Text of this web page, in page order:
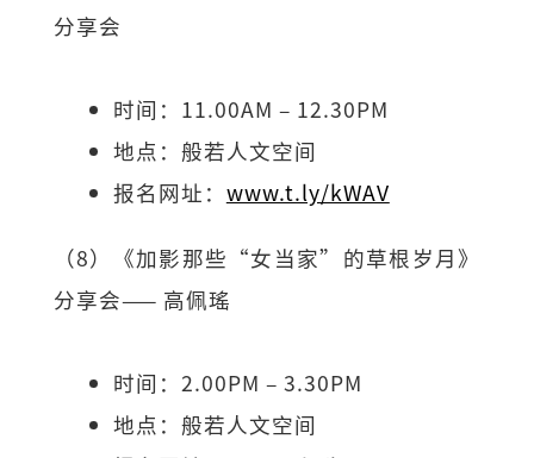
分享会
时间：11.00AM – 12.30PM
地点：般若人文空间
报名网址： www.t.ly/kWAV
（8）《加影那些“女当家”的草根岁月》
分享会—— 高佩瑤
时间：2.00PM – 3.30PM
地点：般若人文空间